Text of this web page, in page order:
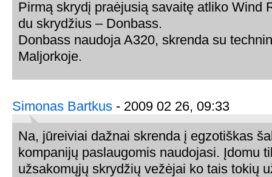
Pirmą skrydį praėjusią savaitę atliko Wind
du skrydžius – Donbass.
Donbass naudoja A320, skrenda su
Maljorkoje.
Simonas Bartkus - 2009 02 26, 09:33
Na, jūreiviai dažnai skrenda į egzotiškas
kompanijų paslaugomis naudojasi. Įdomu
užsakomųjų skrydžių vežėjai ko tais tokių